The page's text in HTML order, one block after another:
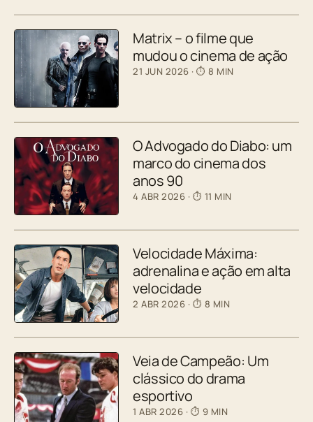
Matrix – o filme que
mudou o cinema de ação
21 JUN 2026 · ⏱ 8 MIN
O Advogado do Diabo: um
marco do cinema dos
anos 90
4 ABR 2026 · ⏱ 11 MIN
Velocidade Máxima:
adrenalina e ação em alta
velocidade
2 ABR 2026 · ⏱ 8 MIN
Veia de Campeão: Um
clássico do drama
esportivo
1 ABR 2026 · ⏱ 9 MIN